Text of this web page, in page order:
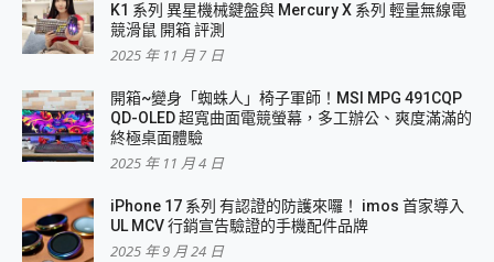
K1 系列 異星機械鍵盤與 Mercury X 系列 輕量無線電
競滑鼠 開箱 評測
2025 年 11 月 7 日
開箱~變身「蜘蛛人」椅子軍師！MSI MPG 491CQP
QD-OLED 超寬曲面電競螢幕，多工辦公、爽度滿滿的
終極桌面體驗
2025 年 11 月 4 日
iPhone 17 系列 有認證的防護來囉！ imos 首家導入
UL MCV 行銷宣告驗證的手機配件品牌
2025 年 9 月 24 日